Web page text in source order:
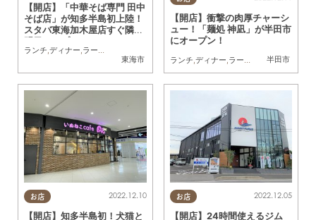
東海市
【開店】「中華そば専門 田中
そば店」が知多半島初上陸！
スタバ東海加木屋店すぐ隣に
明日オープン
ランチ ディナー ラーメン
半田市
【開店】衝撃の肉厚チャーシ
ュー！「麺処 神凪」が半田市
にオープン！
ランチ,ディナー,ラーメン 開店
お店 2022.12.10
【開店】知多半島初！犬猫と
お店 2022.12.05
【開店】24時間使えるジム